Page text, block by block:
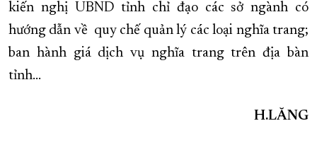
kiến nghị UBND tỉnh chỉ đạo các sở ngành có
hướng dẫn về quy chế quản lý các loại nghĩa trang;
ban hành giá dịch vụ nghĩa trang trên địa bàn
tỉnh…
H.LĂNG